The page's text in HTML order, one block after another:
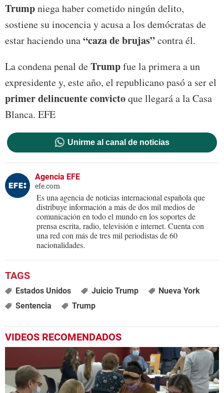
Trumpniega haber cometido ningún delito,
sostiene su inocencia y acusa a los demócratas de
estar haciendo una“caza de brujas”contra él.
La condena penal deTrumpfue la primera a un
expresidente y, este año, el republicano pasó a ser el
primer delincuente convictoque llegará a la Casa
Blanca. EFE
Unirme al canal de noticias
Agencia EFE
efe.com
Es una agencia de noticias internacional española que
distribuye información a más de dos mil medios de
comunicación en todo el mundo en los soportes de
prensa escrita, radio, televisión e internet. Cuenta con
una red con más de tres mil periodistas de 60
nacionalidades.
Estados Unidos Juicio Trump
Nueva York
Sentencia
Trump
VIDEOS RECOMENDADOS